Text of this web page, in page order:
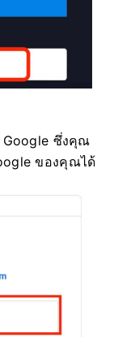
Google ซึ่งคุณ
ของคุณได้